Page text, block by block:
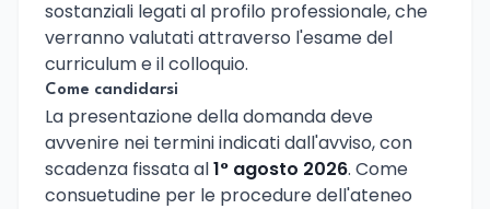
sostanziali legati al profilo professionale, che
verranno valutati attraverso l'esame del
curriculum e il colloquio.
Come candidarsi
La presentazione della domanda deve
avvenire nei termini indicati dall'avviso, con
scadenza fissata al1° agosto 2026. Come
consuetudine per le procedure dell'ateneo